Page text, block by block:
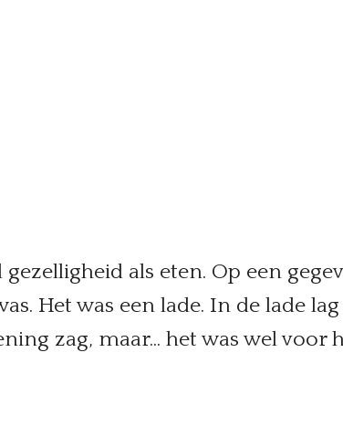
als eten. Op een
Het was een lade. In de lade
zag, maar... het was wel voor